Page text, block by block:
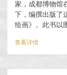
家，成都博物馆
下，编撰出版了
绘画》。此书以
查看详情